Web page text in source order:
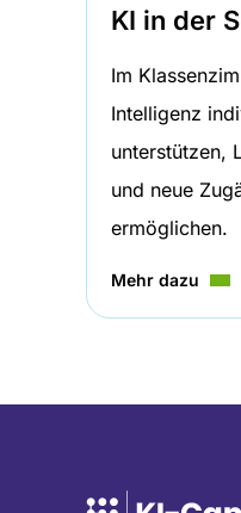
KI in der
Im
Intelligenz
unterstützen,
und neue
ermöglichen.
Mehr dazu